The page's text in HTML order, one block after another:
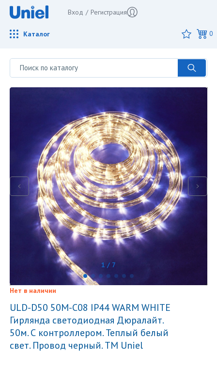
Вход / Регистрация
Каталог 0
1 / 7
Нет в наличии
ULD-D50 50M-С08 IP44 WARM WHITE
Гирлянда светодиодная Дюралайт.
50м. С контроллером. Теплый белый
свет. Провод черный. ТМ Uniel